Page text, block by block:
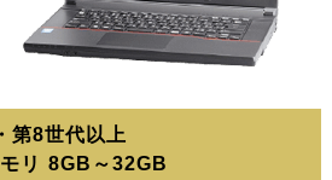
第8世代以上
モリ 8GB～32GB